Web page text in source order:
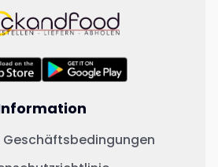
Geschäftsbedingungen